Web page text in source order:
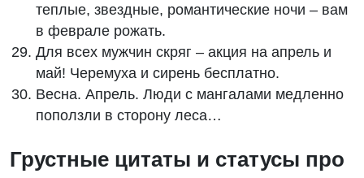
теплые, звездные, романтические ночи – вам
в феврале рожать.
Для всех мужчин скряг – акция на апрель и
май! Черемуха и сирень бесплатно.
Весна. Апрель. Люди с мангалами медленно
поползли в сторону леса…
Грустные цитаты и статусы про